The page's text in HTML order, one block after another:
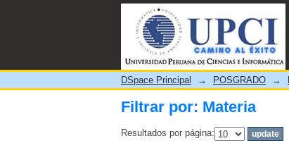
Filtrar por: Materia
DSpace Principal → POSGRADO →
Filtrar por: Materia
Resultados por página: